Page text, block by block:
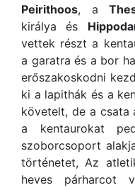
Peirithoos, a
királya és
vettek részt a
a garatra és a bor
erőszakoskodni
ki a lapithák és a
követelt, de a csata
a kentaurokat
szoborcsoport
történetet, Az
heves párharcot